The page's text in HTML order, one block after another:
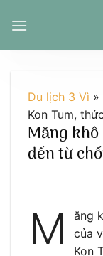
đến
Du lịch 3 Vì »
Kon Tum,
Măng
đến từ
M
ăng
của
Kon